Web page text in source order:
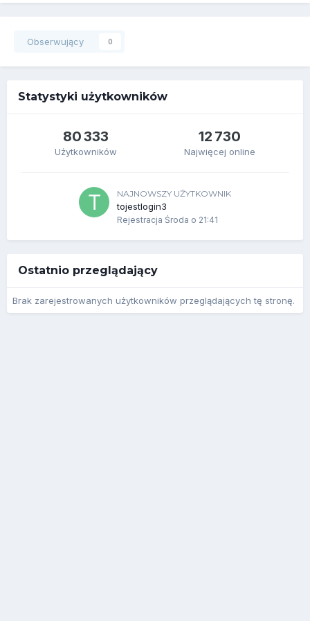
Obserwujący 0
Statystyki użytkowników
80 333
Użytkowników
12 730
Najwięcej online
NAJNOWSZY UŻYTKOWNIK
tojestlogin3
Rejestracja Środa o 21:41
Ostatnio przeglądający
Brak zarejestrowanych użytkowników przeglądających tę stronę.